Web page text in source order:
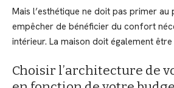
Mais l’esthétique ne doit pas primer au
empêcher de bénéficier du confort
intérieur. La maison doit également être
Choisir l’architecture de